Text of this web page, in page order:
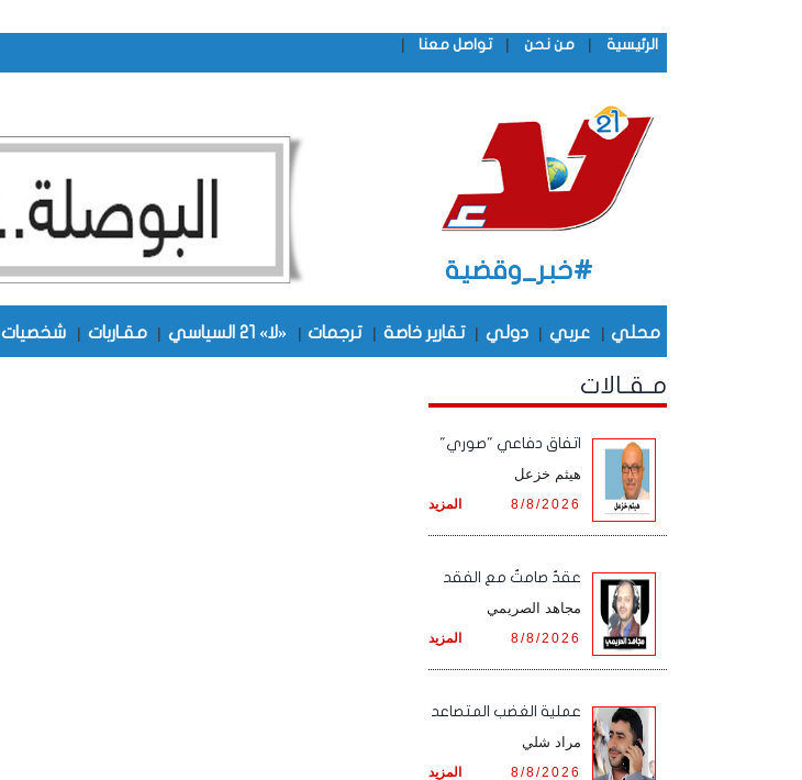
الرئيسية | من نحن | تواصل معنا |
#خبر_وقضية
محلي | عربي | دولي | تقارير خاصة | ترجمات | «لا» 21 السياسي | مقـاربات | شخصيات
مـقـالات
اتفاق دفاعي "صوري"
هيثم خزعل
المزيد 8/8/2026
عقدٌ صامتٌ مع الفقد
مجاهد الصريمي
المزيد 8/8/2026
‏عملية الغضب المتصاعد
مراد شلي
المزيد 8/8/2026